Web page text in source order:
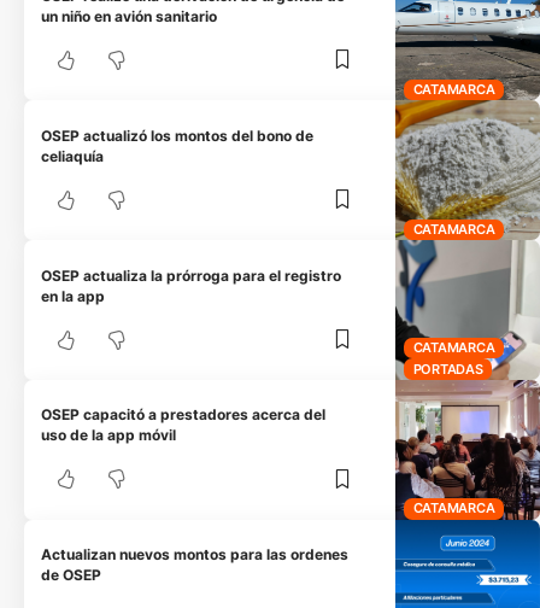
CATAMARCA
un niño en avión sanitario
CATAMARCA
OSEP actualizó los montos del bono de
celiaquía
CATAMARCA
PORTADAS
OSEP actualiza la prórroga para el registro
en la app
CATAMARCA
OSEP capacitó a prestadores acerca del
uso de la app móvil
Actualizan nuevos montos para las ordenes
de OSEP